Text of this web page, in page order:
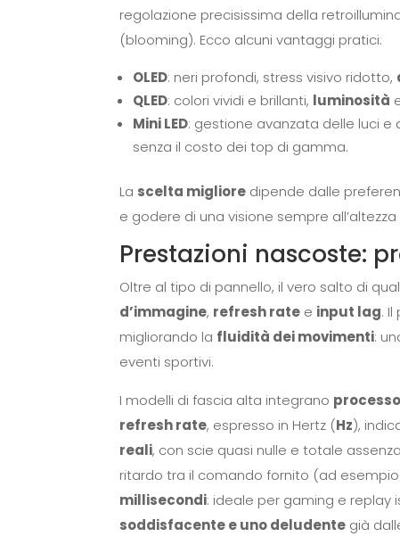
regolazione precisissima della
(blooming). Ecco alcuni vantaggi pratici:
OLED: neri profondi, stress visivo ridotto,
QLED: colori vividi e brillanti, luminosità
Mini LED: gestione avanzata delle luci
senza il costo dei top di gamma.
La scelta migliore dipende dalle
e godere di una visione sempre
Prestazioni nascoste:
Oltre al tipo di pannello, il vero salto di
d’immagine, refresh rate e input lag.
migliorando la fluidità dei movimenti:
eventi sportivi.
I modelli di fascia alta integrano
refresh rate, espresso in Hertz (Hz),
reali, con scie quasi nulle e totale
ritardo tra il comando fornito (ad
millisecondi: ideale per gaming e
soddisfacente e uno deludente già